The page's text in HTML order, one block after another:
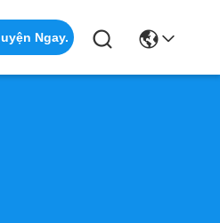
Ngay.